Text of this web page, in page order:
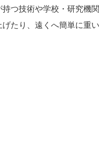
つ技術や学校・研究機
たり、遠くへ簡単に重